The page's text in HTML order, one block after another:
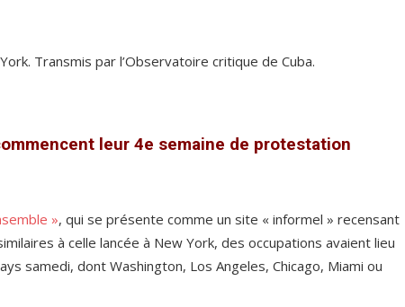
Transmis par l’Observatoire critique de Cuba.
leur 4e semaine de protestation
», qui se présente comme un site « informel » recensant
à celle lancée à New York, des occupations avaient lieu
samedi, dont Washington, Los Angeles, Chicago, Miami ou